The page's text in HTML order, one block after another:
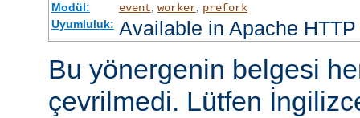
Modül: event worker, prefork
Uyumluluk: Available in Apache
Bu yönergenin belgesi
çevrilmedi. Lütfen